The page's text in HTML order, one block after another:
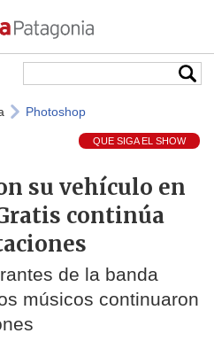
Photoshop
QUE SIGA EL SHOW
su vehículo en
continúa
de la banda
músicos continuaron